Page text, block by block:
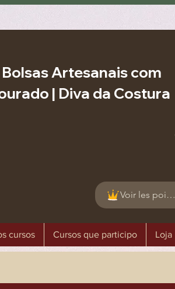
Artesanais com
| Diva da Costura
Voir les points
cursos Cursos que participo Loja